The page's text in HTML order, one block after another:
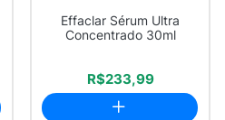
Effaclar Sérum Ultra
Concentrado 30ml
R$233,99